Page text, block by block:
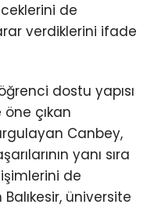
de
verdiklerini ifade
dostu yapısı
çıkan
Canbey,
yanı sıra
de
üniversite